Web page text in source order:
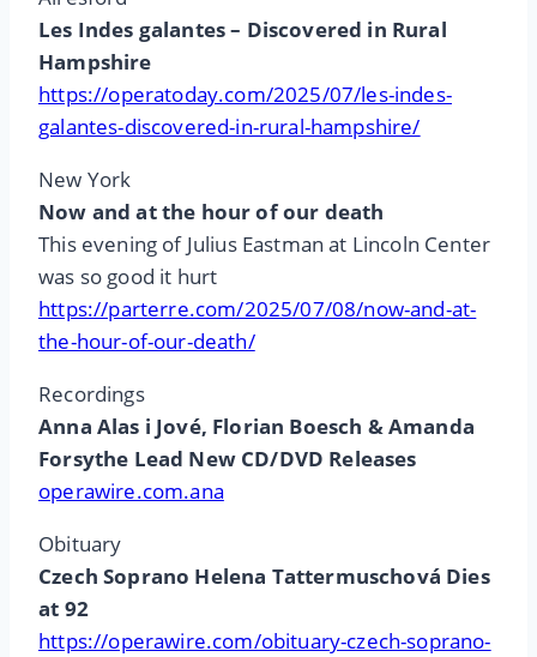
Les Indes galantes – Discovered in Rural
Hampshire
https://operatoday.com/2025/07/les-indes-
galantes-discovered-in-rural-hampshire/
New York
Now and at the hour of our death
This evening of Julius Eastman at Lincoln Center
was so good it hurt
https://parterre.com/2025/07/08/now-and-at-
the-hour-of-our-death/
Recordings
Anna Alas i Jové, Florian Boesch & Amanda
Forsythe Lead New CD/DVD Releases
operawire.com.ana
Obituary
Czech Soprano Helena Tattermuschová Dies
at 92
https://operawire.com/obituary-czech-soprano-